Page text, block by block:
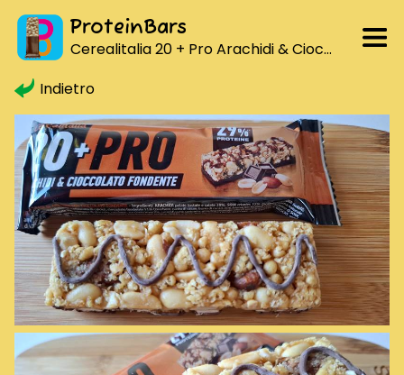
ProteinBars
Cerealitalia 20 + Pro Arachidi & Cioccolato Fondente
Indietro